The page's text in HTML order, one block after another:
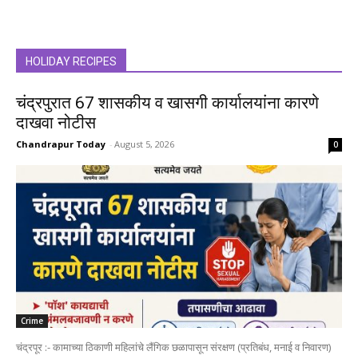
HOLIDAY RECIPES
चंद्रपुरात 67 शासकीय व खासगी कार्यालयांना कारणे
दाखवा नोटीस
Chandrapur Today - August 5, 2026 0
Crime
चंद्रपूर :- कामाच्या ठिकाणी महिलांचे लैंगिक छळापासून संरक्षण (प्रतिबंध, मनाई व निवारण)